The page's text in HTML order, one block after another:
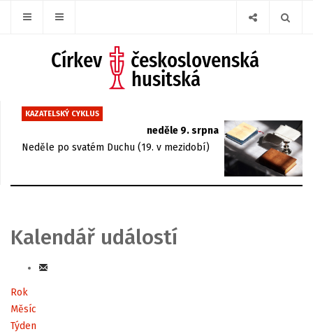
KAZATELSKÝ CYKLUS
neděle 9. srpna
Neděle po svatém Duchu (19. v mezidobí)
Kalendář událostí
Rok
Měsíc
Týden